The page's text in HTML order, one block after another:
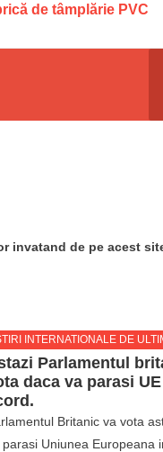
de tâmplărie PVC
invatand de pe acest
INTERNATIONALE DE
Parlamentul
daca va parasi
Britanic va vota
parasi Uniunea Europeana